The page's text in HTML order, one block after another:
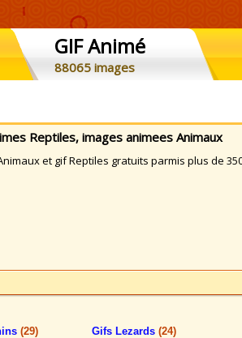
GIF Animé
88065 images
Reptiles, images animees Animaux
et gif Reptiles gratuits parmis plus de
(29)
Gifs Lezards (24)